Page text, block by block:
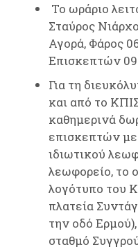
Το ωράριο
Σταύρος
Αγορά, Φάρος
Επισκεπτών
Για τη
και από το
καθημερινά
επισκεπτών
ιδιωτικού
λεωφορείο, το
λογότυπο του
πλατεία
την οδό
σταθμό